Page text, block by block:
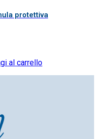
protettiva
al carrello